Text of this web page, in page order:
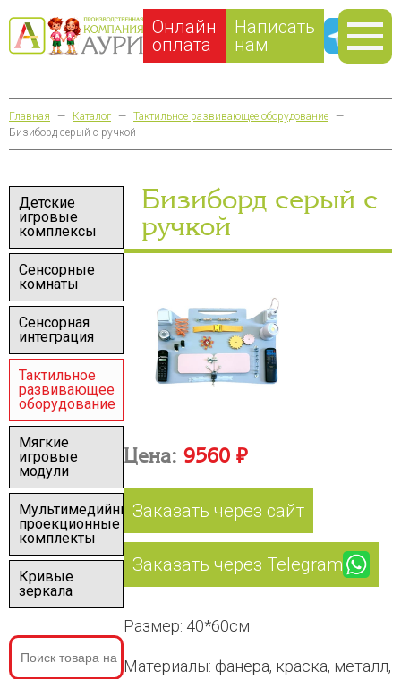
Онлайн
оплата
Написать
нам
Главная — Каталог — Тактильное развивающее оборудование —
Бизиборд серый с ручкой
Детские
игровые
комплексы
Сенсорные
комнаты
Сенсорная
интеграция
Тактильное
развивающее
оборудование
Мягкие
игровые
модули
Мультимедийные
проекционные
комплекты
Кривые
зеркала
Бизиборд серый с
ручкой
Цена:9560 ₽
Заказать через сайт
Заказать через Telegram
Размер: 40*60см
Материалы: фанера, краска, металл,